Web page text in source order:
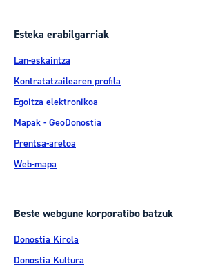
Esteka erabilgarriak
Lan-eskaintza
Kontratatzailearen profila
Egoitza elektronikoa
Mapak - GeoDonostia
Prentsa-aretoa
Web-mapa
Beste webgune korporatibo batzuk
Donostia Kirola
Donostia Kultura